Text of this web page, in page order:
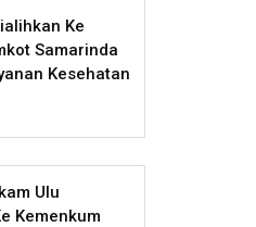
Ke
Samarinda
Kesehatan
Ulu
Kemenkum